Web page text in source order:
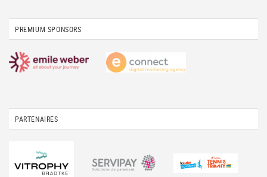
PREMIUM SPONSORS
PARTENAIRES